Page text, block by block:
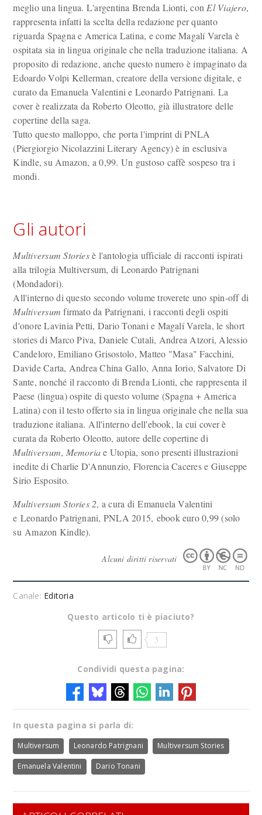
meglio una lingua. L'argentina Brenda Lionti, con El Viajero,
rappresenta infatti la scelta della redazione per quanto
riguarda Spagna e America Latina, e come Magalí Varela è
ospitata sia in lingua originale che nella traduzione italiana. A
proposito di redazione, anche questo numero è impaginato da
Edoardo Volpi Kellerman, creatore della versione digitale, e
curato da Emanuela Valentini e Leonardo Patrignani. La
cover è realizzata da Roberto Oleotto, già illustratore delle
copertine della saga.
Tutto questo malloppo, che porta l'imprint di PNLA
(Piergiorgio Nicolazzini Literary Agency) è in esclusiva
Kindle, su Amazon, a 0,99. Un gustoso caffè sospeso tra i
mondi.
Gli autori
Multiversum Storiesè l'antologia ufficiale di racconti ispirati
alla trilogia Multiversum, di Leonardo Patrignani
(Mondadori).
All'interno di questo secondo volume troverete uno spin-off di
Multiversum firmato da Patrignani, i racconti degli ospiti
d'onore Lavinia Petti, Dario Tonani e Magalí Varela, le short
stories di Marco Piva, Daniele Cutali, Andrea Atzori, Alessio
Candeloro, Emiliano Grisostolo, Matteo "Masa" Facchini,
Davide Carta, Andrea China Gallo, Anna Iorio, Salvatore Di
Sante, nonché il racconto di Brenda Lionti, che rappresenta il
Paese (lingua) ospite di questo volume (Spagna + America
Latina) con il testo offerto sia in lingua originale che nella sua
traduzione italiana. All'interno dell'ebook, la cui cover è
curata da Roberto Oleotto, autore delle copertine di
Multiversum, Memoriae Utopia, sono presenti illustrazioni
inedite di Charlie D'Annunzio, Florencia Caceres e Giuseppe
Sirio Esposito.
Multiversum Stories 2, a cura di Emanuela Valentini
e Leonardo Patrignani, PNLA 2015, ebook euro 0,99 (solo
su Amazon Kindle).
Alcuni diritti riservati
Canale: Editoria
Questo articolo ti è piaciuto?
3
Condividi questa pagina:
In questa pagina si parla di:
Multiversum Leonardo Patrignani Multiversum Stories
Emanuela Valentini Dario Tonani